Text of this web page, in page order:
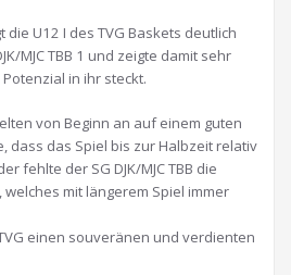
die U12 I des TVG Baskets deutlich
MJC TBB 1 und zeigte damit sehr
in ihr steckt.
von Beginn an auf einem guten
dass das Spiel bis zur Halbzeit relativ
fehlte der SG DJK/MJC TBB die
mit längerem Spiel immer
einen souveränen und verdienten